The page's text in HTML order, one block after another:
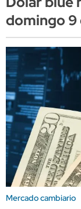
domingo 9
Mercado cambiario